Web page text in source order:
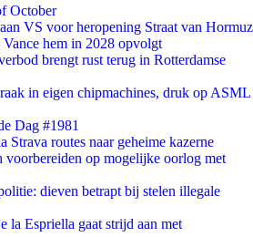
October
VS voor heropening Straat van Hormuz
hem in 2028 opvolgt
brengt rust terug in Rotterdamse
in eigen chipmachines, druk op ASML
Dag #1981
routes naar geheime kazerne
voorbereiden op mogelijke oorlog met
dieven betrapt bij stelen illegale
la Espriella gaat strijd aan met